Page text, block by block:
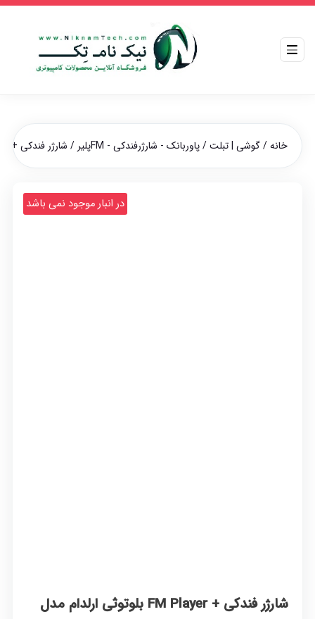
خانه/گوشی | تبلت/پاوربانک - شارژرفندکی - FMپلیر / شارژر فندکی + FM Player بلوتوثی ارلدام مدل ET-M80
شارژر فندکی + FM Player بلوتوثی ارلدام مدل
در انبار موجود نمی باشد